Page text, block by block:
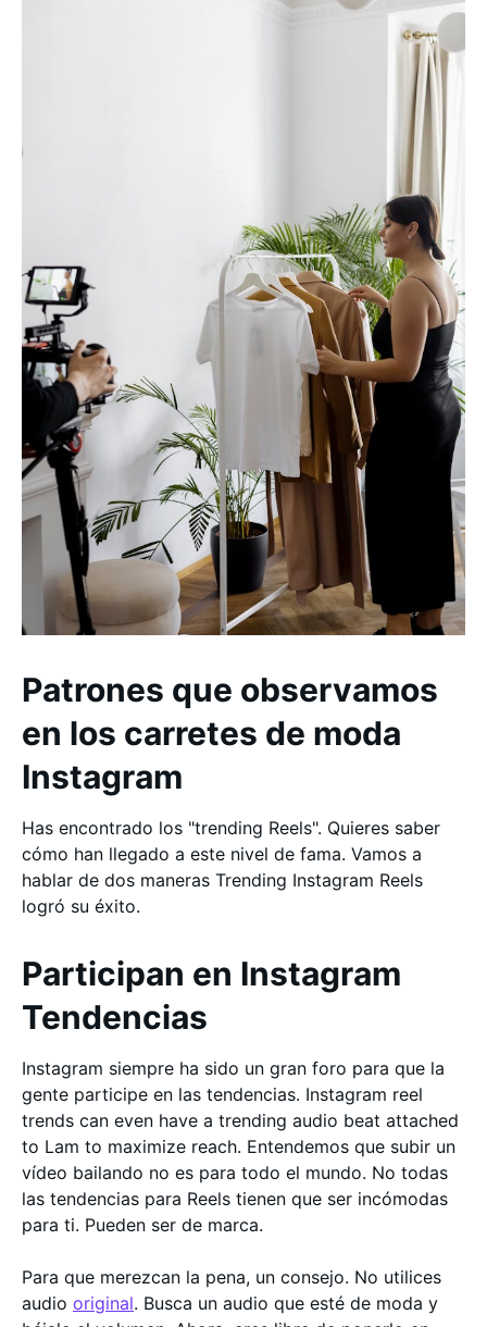
Patrones que observamos
en los carretes de moda
Instagram
Has encontrado los "trending Reels". Quieres saber
cómo han llegado a este nivel de fama. Vamos a
hablar de dos maneras Trending Instagram Reels
logró su éxito.
Participan en Instagram
Tendencias
Instagram siempre ha sido un gran foro para que la
gente participe en las tendencias. Instagram reel
trends can even have a trending audio beat attached
to Lam to maximize reach. Entendemos que subir un
vídeo bailando no es para todo el mundo. No todas
las tendencias para Reels tienen que ser incómodas
para ti. Pueden ser de marca.
Para que merezcan la pena, un consejo. No utilices
audio original. Busca un audio que esté de moda y